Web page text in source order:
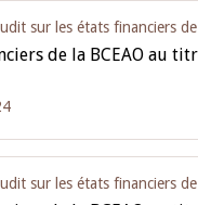
sur les états financiers
de la BCEAO au
sur les états financiers